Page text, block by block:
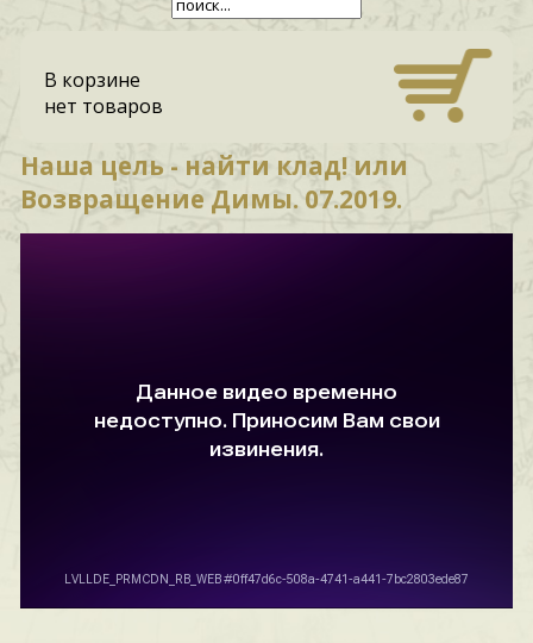
В корзине
нет товаров
Наша цель - найти клад! или
Возвращение Димы. 07.2019.